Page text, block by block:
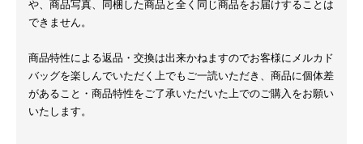
や、商品写真、同梱した商品と全く同じ商品をお届けすることは
できません。
商品特性による返品・交換は出来かねますのでお客様にメルカド
バッグを楽しんでいただく上でもご一読いただき、商品に個体差
があること・商品特性をご了承いただいた上でのご購入をお願い
いたします。